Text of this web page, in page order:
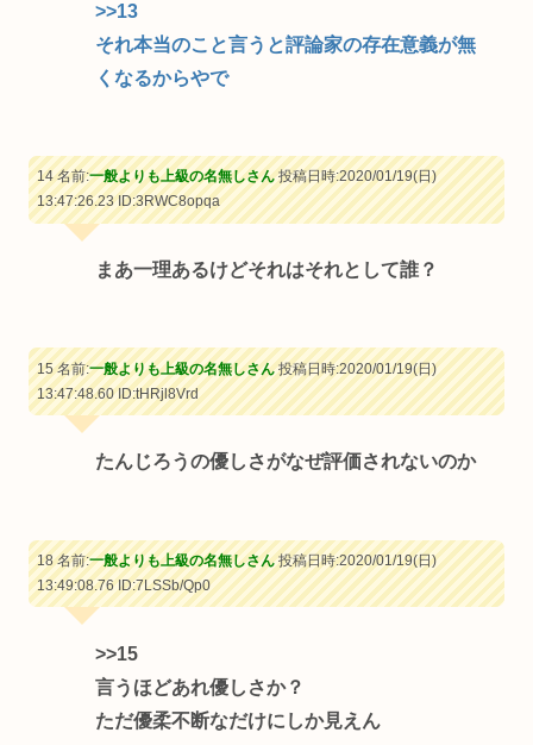
>>13
それ本当のこと言うと評論家の存在意義が無
くなるからやで
14 名前:一般よりも上級の名無しさん投稿日時:2020/01/19(日)
13:47:26.23ID:3RWC8opqa
まあ一理あるけどそれはそれとして誰？
15 名前:一般よりも上級の名無しさん投稿日時:2020/01/19(日)
13:47:48.60ID:tHRjl8Vrd
たんじろうの優しさがなぜ評価されないのか
18 名前:一般よりも上級の名無しさん投稿日時:2020/01/19(日)
13:49:08.76ID:7LSSb/Qp0
>>15
言うほどあれ優しさか？
ただ優柔不断なだけにしか見えん